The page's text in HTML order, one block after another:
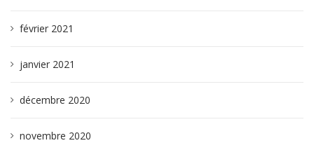
février 2021
janvier 2021
décembre 2020
novembre 2020